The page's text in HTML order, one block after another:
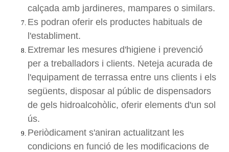
calçada amb jardineres, mampares o similars.
Es podran oferir els productes habituals de
l'establiment.
Extremar les mesures d'higiene i prevenció
per a treballadors i clients. Neteja acurada de
l'equipament de terrassa entre uns clients i els
següents, disposar al públic de dispensadors
de gels hidroalcohòlic, oferir elements d'un sol
ús.
Periòdicament s'aniran actualitzant les
condicions en funció de les modificacions de